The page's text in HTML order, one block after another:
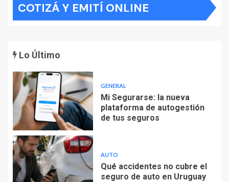
COTIZÁ Y EMITÍ ONLINE
Lo Último
GENERAL
Mi Segurarse: la nueva
plataforma de autogestión
de tus seguros
AUTO
Qué accidentes no cubre el
seguro de auto en Uruguay